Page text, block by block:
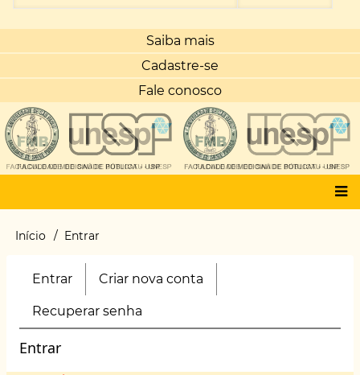
de
usuário
Saiba mais
Cadastre-se
Fale conosco
Main
Trilha
navegação
Início Entrar
Primary
Entrar (aba
ativa)
Criar nova conta
Recuperar senha
Entrar